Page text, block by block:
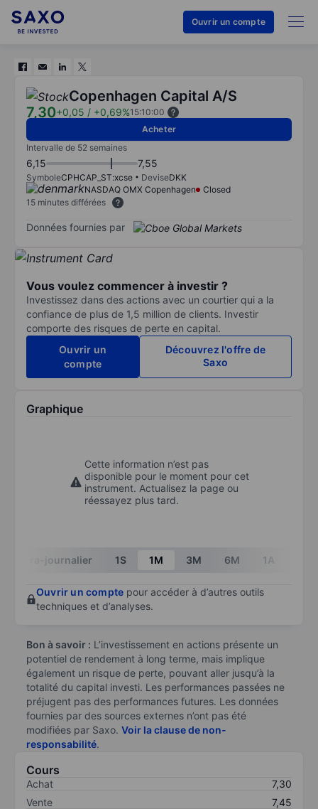
Ouvrir un compte
Copenhagen Capital A/S
7,30+0,05 / +0,69%15:10:00
Acheter
Intervalle de 52 semaines
6,15 7,55
SymboleCPHCAP_ST:xcse DeviseDKK
NASDAQ OMX Copenhagen
Closed
15 minutes différées
Données fournies par
Vous voulez commencer à investir ?
Investissez dans des actions avec un courtier qui a la
confiance de plus de 1,5 million de clients. Investir
comporte des risques de perte en capital.
Ouvrir un
compte
Découvrez l'offre de
Saxo
Graphique
Cette information n’est pas
disponible pour le moment pour cet
instrument. Actualisez la page ou
réessayez plus tard.
Intra-journalier 1S 1M 3M 6M 1A
Ouvrir un compte pour accéder à d’autres outils
techniques et d’analyses.
Bon à savoir : L’investissement en actions présente un
potentiel de rendement à long terme, mais implique
également un risque de perte, pouvant aller jusqu’à la
totalité du capital investi. Les performances passées ne
préjugent pas des performances futures. Les données
fournies par des sources externes n’ont pas été
modifiées par Saxo. Voir la clause de non-
responsabilité.
Cours
Achat
7,30
Vente
7,45